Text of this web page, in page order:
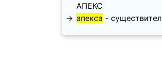
АПЕКС
→ апекса -